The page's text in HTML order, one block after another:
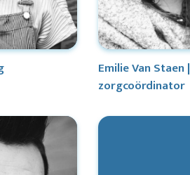
Emilie Van Staen |
zorgcoördinator